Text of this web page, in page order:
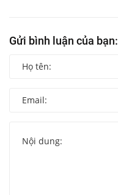
Gửi bình luận của bạn: